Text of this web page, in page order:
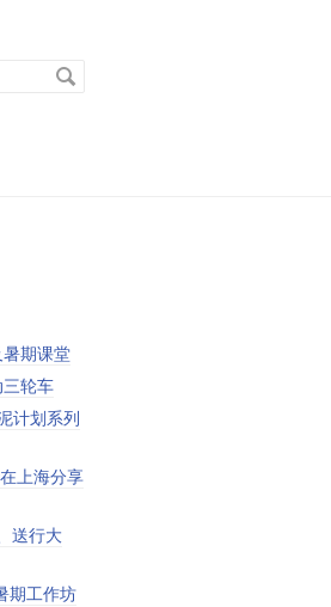
暑期课堂
三轮车
计划系列
上海分享
送行大
期工作坊